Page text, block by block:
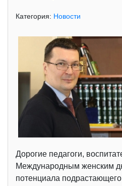
Категория: Новости
Дорогие педагоги,
Международным женским
потенциала